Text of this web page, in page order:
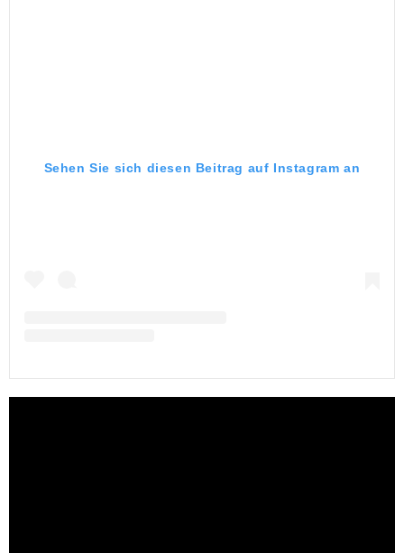
Sehen Sie sich diesen Beitrag auf Instagram an